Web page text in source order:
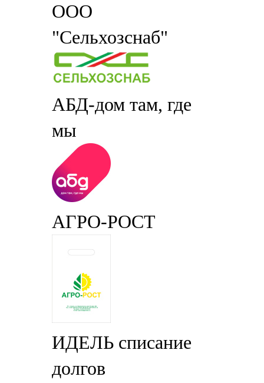
ООО
"Сельхозснаб"
АБД-дом там, где
мы
АГРО-РОСТ
ИДЕЛЬ списание
долгов